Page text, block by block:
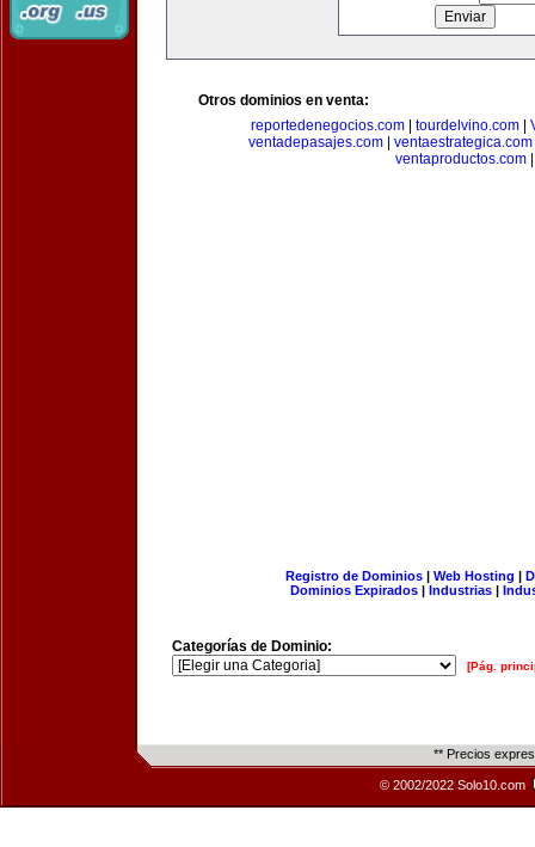
Otros dominios en venta:
reportedenegocios.com| tourdelvino.com|
ventadepasajes.com
ventaestrategica.com
ventaproductos.com
Registro de Dominios| Web Hosting |
Dominios Expirados | Industrias |
Categorías de Dominio:
[Pág.
** Precios
© 2002/2022 Solo10.com